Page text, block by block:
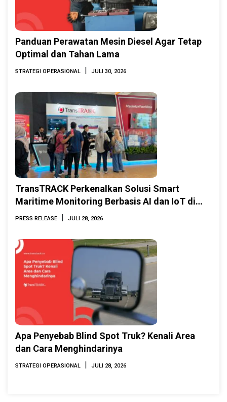
Panduan Perawatan Mesin Diesel Agar Tetap
Optimal dan Tahan Lama
STRATEGI OPERASIONAL | JULI 30, 2026
TransTRACK Perkenalkan Solusi Smart
Maritime Monitoring Berbasis AI dan IoT di
INAMARINE 2026
PRESS RELEASE | JULI 28, 2026
Apa Penyebab Blind Spot Truk? Kenali Area
dan Cara Menghindarinya
STRATEGI OPERASIONAL | JULI 28, 2026